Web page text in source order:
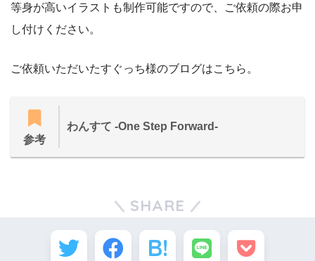
等身が高いイラストも制作可能ですので、ご依頼の際お申
し付けください。
ご依頼いただいたすぐっち様のブログはこちら。
参考
わんすて -One Step Forward-
SHARE